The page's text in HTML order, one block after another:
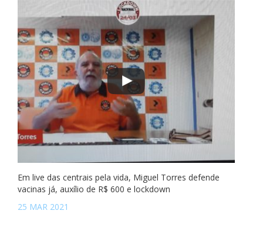
Em live das centrais pela vida, Miguel Torres defende
vacinas já, auxílio de R$ 600 e lockdown
25 MAR 2021